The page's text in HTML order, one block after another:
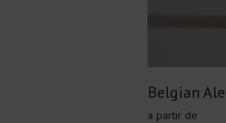
Belgian Ale
a partir de